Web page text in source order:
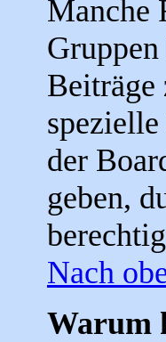
Manche
Beiträge
der
geben,
Nach
Warum